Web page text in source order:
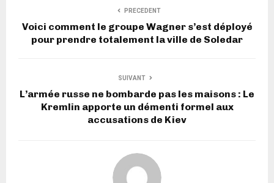
PRECEDENT
Voici comment le groupe Wagner s’est déployé
pour prendre totalement la ville de Soledar
SUIVANT
L’armée russe ne bombarde pas les maisons : Le
Kremlin apporte un démenti formel aux
accusations de Kiev